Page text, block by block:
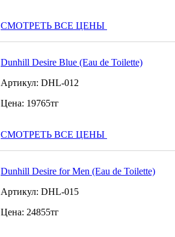
СМОТРЕТЬ ВСЕ ЦЕНЫ
Dunhill Desire Blue (Eau de Toilette)
Артикул: DHL-012
Цена: 19765тг
СМОТРЕТЬ ВСЕ ЦЕНЫ
Dunhill Desire for Men (Eau de Toilette)
Артикул: DHL-015
Цена: 24855тг